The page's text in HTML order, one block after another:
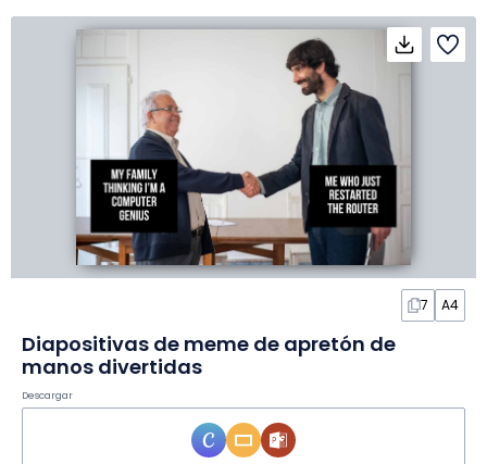
7 A4
Diapositivas de meme de apretón de
manos divertidas
Descargar